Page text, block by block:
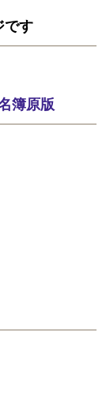
です
簿原版